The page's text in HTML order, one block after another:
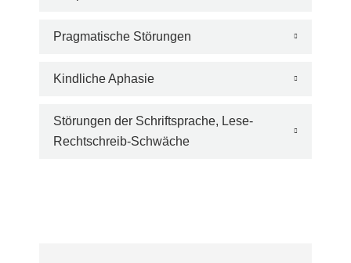
Pragmatische Störungen
Kindliche Aphasie
Störungen der Schriftsprache, Lese-
Rechtschreib-Schwäche